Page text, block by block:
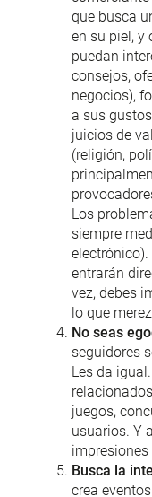
que busca
en su piel, y
puedan
consejos,
negocios),
a sus
juicios de
(religión,
Los
siempre
entrarán
vez, debes
lo que
No seas
seguidores
Les da
juegos,
usuarios. Y
Busca la
crea